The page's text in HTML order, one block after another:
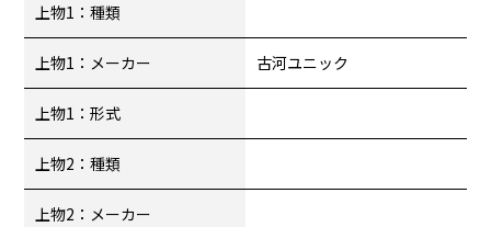
上物1：種類
上物1：メーカー 古河ユニック
上物1：形式
上物2：種類
上物2：メーカー